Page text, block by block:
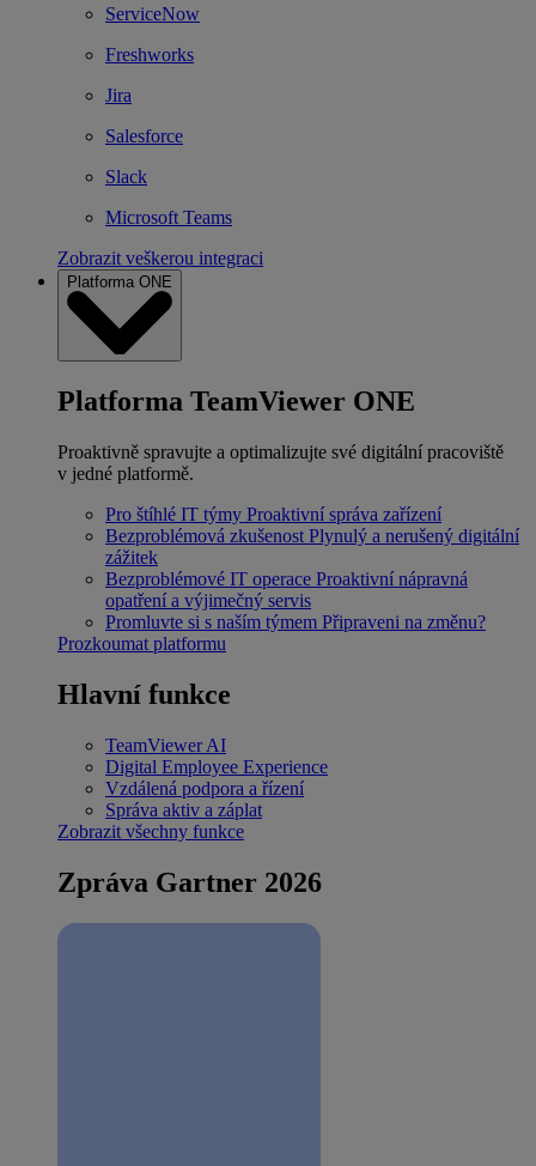
ServiceNow
Freshworks
Jira
Salesforce
Slack
Microsoft Teams
Zobrazit veškerou integraci
Platforma ONE
Platforma TeamViewer ONE
Proaktivně spravujte a optimalizujte své digitální pracoviště
v jedné platformě.
Pro štíhlé IT týmy Proaktivní správa zařízení
Bezproblémová zkušenost Plynulý a nerušený digitální
zážitek
Bezproblémové IT operace Proaktivní nápravná
opatření a výjimečný servis
Promluvte si s naším týmem Připraveni na změnu?
Prozkoumat platformu
Hlavní funkce
TeamViewer AI
Digital Employee Experience
Vzdálená podpora a řízení
Správa aktiv a záplat
Zobrazit všechny funkce
Zpráva Gartner 2026